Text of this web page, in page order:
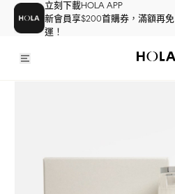
立刻下載HOLA APP
新會員享$200首購券，滿額再免
運！